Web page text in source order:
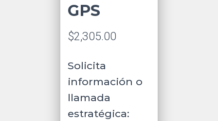
GPS
$2,305.00
Solicita
información o
llamada
estratégica: